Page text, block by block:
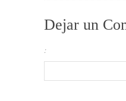
Dejar un
: